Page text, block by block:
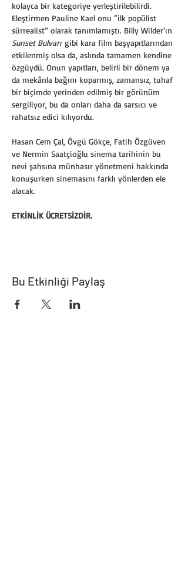
kolayca bir kategoriye yerleştirilebilirdi.
Eleştirmen Pauline Kael onu “ilk popülist
sürrealist” olarak tanımlamıştı. Billy Wilder’ın
Sunset Bulvarı gibi kara film başyapıtlarından
etkilenmiş olsa da, aslında tamamen kendine
özgüydü. Onun yapıtları, belirli bir dönem ya
da mekânla bağını koparmış, zamansız, tuhaf
bir biçimde yerinden edilmiş bir görünüm
sergiliyor, bu da onları daha da sarsıcı ve
rahatsız edici kılıyordu.
Hasan Cem Çal, Övgü Gökçe, Fatih Özgüven
ve Nermin Saatçioğlu sinema tarihinin bu
nevi şahsına münhasır yönetmeni hakkında
konuşurken sinemasını farklı yönlerden ele
alacak.
ETKİNLİK ÜCRETSİZDİR.
Bu Etkinliği Paylaş